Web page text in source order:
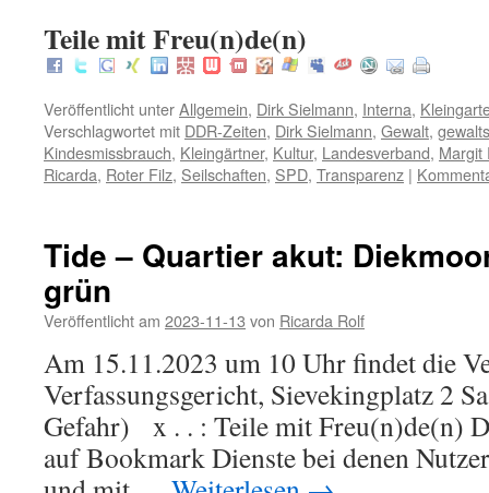
Teile mit Freu(n)de(n)
Veröffentlicht unterAllgemein, Dirk Sielmann, Interna,
Verschlagwortet mit DDR-Zeiten, Dirk Sielmann, Gewalt,
Kindesmissbrauch, Kleingärtner, Kultur, Landesverband, Margit
Ricarda, Roter Filz, Seilschaften, SPD, Transparenz |
Tide – Quartier akut:
grün
Veröffentlicht am 2023-11-13 von Ricarda Rolf
Am 15.11.2023 um 10 Uhr findet die
Verfassungsgericht, Sievekingplatz 2
Gefahr) x . . : Teile mit Freu(n)de(n)
auf Bookmark Dienste bei denen